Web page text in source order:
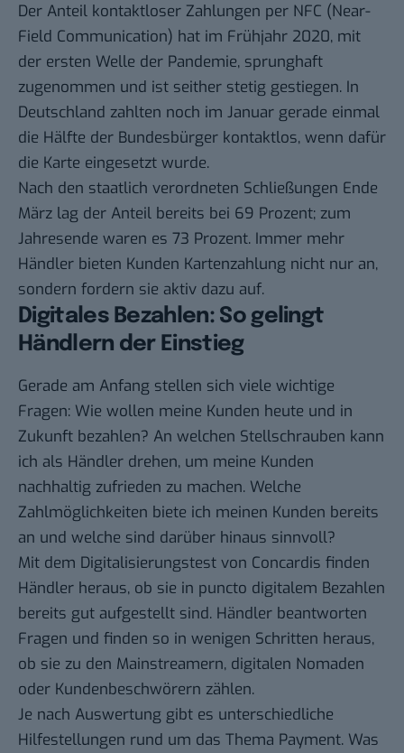
Der Anteil kontaktloser Zahlungen per NFC (Near-
Field Communication) hat im Frühjahr 2020, mit
der ersten Welle der Pandemie, sprunghaft
zugenommen und ist seither stetig gestiegen. In
Deutschland zahlten noch im Januar gerade einmal
die Hälfte der Bundesbürger kontaktlos, wenn dafür
die Karte eingesetzt wurde.
Nach den staatlich verordneten Schließungen Ende
März lag der Anteil bereits bei 69 Prozent; zum
Jahresende waren es 73 Prozent. Immer mehr
Händler bieten Kunden Kartenzahlung nicht nur an,
sondern fordern sie aktiv dazu auf.
Digitales Bezahlen: So gelingt
Händlern der Einstieg
Gerade am Anfang stellen sich viele wichtige
Fragen: Wie wollen meine Kunden heute und in
Zukunft bezahlen? An welchen Stellschrauben kann
ich als Händler drehen, um meine Kunden
nachhaltig zufrieden zu machen. Welche
Zahlmöglichkeiten biete ich meinen Kunden bereits
an und welche sind darüber hinaus sinnvoll?
Mit dem Digitalisierungstest von Concardis finden
Händler heraus, ob sie in puncto digitalem Bezahlen
bereits gut aufgestellt sind. Händler beantworten
Fragen und finden so in wenigen Schritten heraus,
ob sie zu den Mainstreamern, digitalen Nomaden
oder Kundenbeschwörern zählen.
Je nach Auswertung gibt es unterschiedliche
Hilfestellungen rund um das Thema Payment. Was